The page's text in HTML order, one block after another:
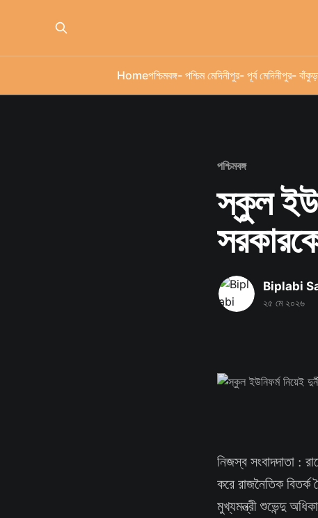
Homeপশ্চিমবঙ্গ- পশ্চিম মেদিনীপুর- পূর্ব মেদিনীপুর-
পশ্চিমবঙ্গ
স্কুল
Biplabi
২৫ মে ২০২৬
নিজস্ব সংবাদদাতা :
করে রাজনৈতিক
মুখ্যমন্ত্রী শুভেন্দু